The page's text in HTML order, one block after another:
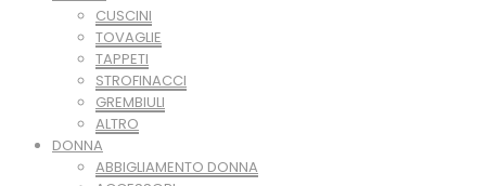
CUSCINI
TOVAGLIE
TAPPETI
STROFINACCI
GREMBIULI
ALTRO
DONNA
ABBIGLIAMENTO DONNA